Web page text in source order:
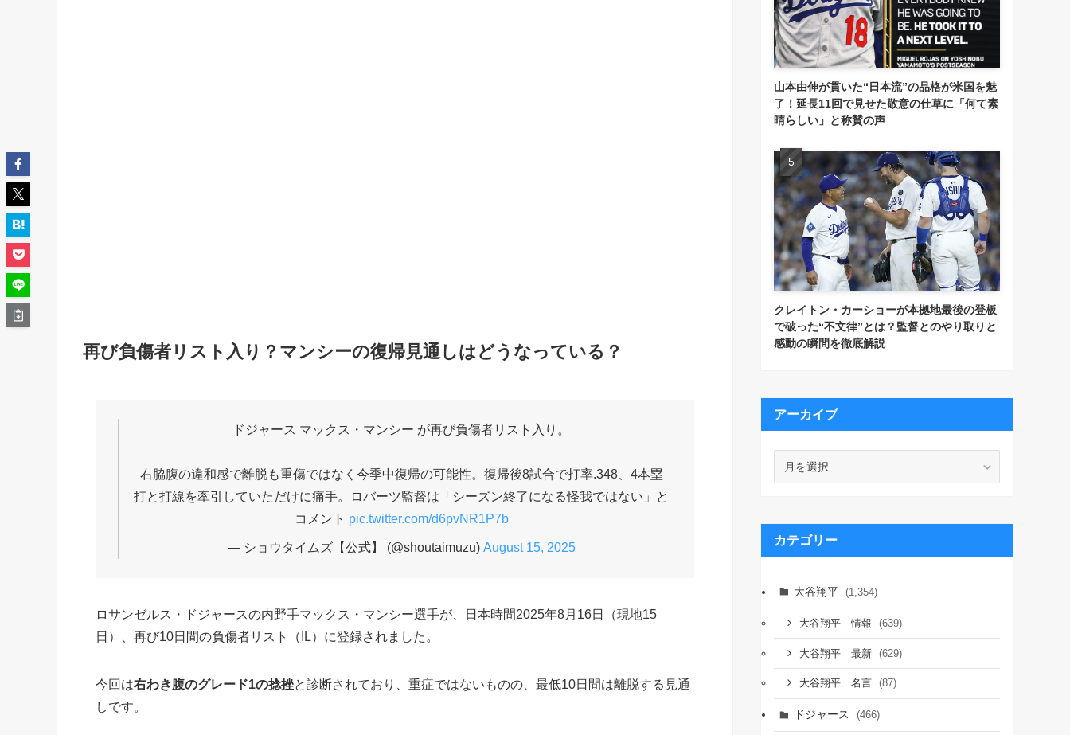
再び負傷者リスト入り？マンシーの復帰見通しはどうなっている？
ドジャース マックス・マンシー が再び負傷者リスト入り。
右脇腹の違和感で離脱も重傷ではなく今季中復帰の可能性。復帰後8試合で打率.348、4本塁
打と打線を牽引していただけに痛手。ロバーツ監督は「シーズン終了になる怪我ではない」と
コメント pic.twitter.com/d6pvNR1P7b
— ショウタイムズ【公式】 (@shoutaimuzu) August 15, 2025
ロサンゼルス・ドジャースの内野手マックス・マンシー選手が、日本時間2025年8月16日（現地15
日）、再び10日間の負傷者リスト（IL）に登録されました。
今回は右わき腹のグレード1の捻挫と診断されており、重症ではないものの、最低10日間は離脱する見通
しです。
山本由伸が貫いた“日本流”の品格が米国を魅
了！延長11回で見せた敬意の仕草に「何て素
晴らしい」と称賛の声
クレイトン・カーショーが本拠地最後の登板
で破った“不文律”とは？監督とのやり取りと
感動の瞬間を徹底解説
アーカイブ
ブ
カテゴリー
大谷翔平 (1,354)
大谷翔平 情報 (639)
大谷翔平 最新 (629)
大谷翔平 名言 (87)
ドジャース (466)